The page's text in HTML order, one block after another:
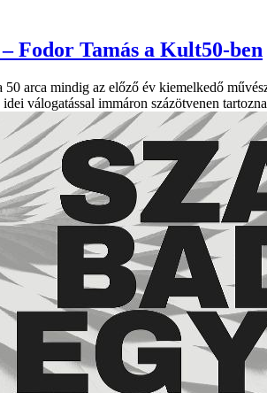
Fodor Tamás a Kult50-ben
arca mindig az előző év kiemelkedő
válogatással immáron százötvenen